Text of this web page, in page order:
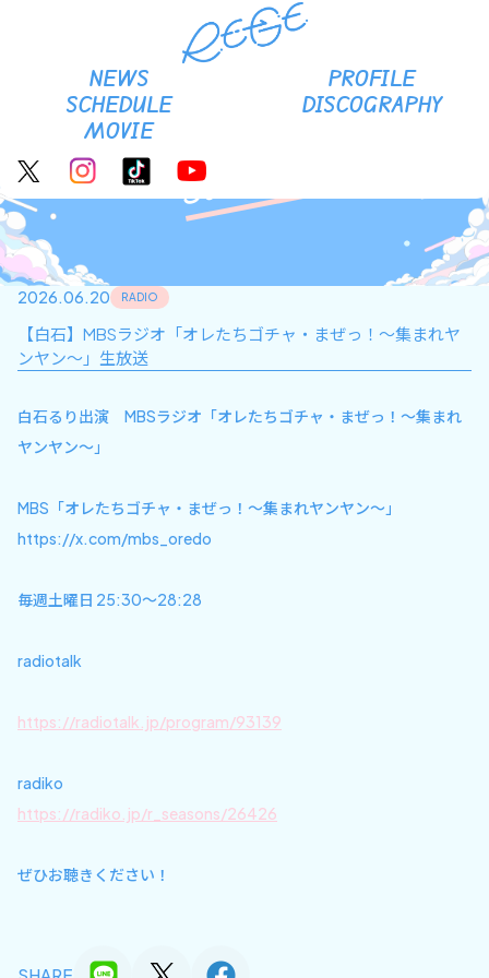
RE-GE Official site
NEWS
PROFILE
SCHEDULE
DISCOGRAPHY
MOVIE
Schedule
2026.06.20 RADIO
【白石】MBSラジオ「オレたちゴチャ・まぜっ！〜集まれヤ
ンヤン〜」生放送
白石るり出演 MBSラジオ「オレたちゴチャ・まぜっ！〜集まれ
ヤンヤン〜」
MBS「オレたちゴチャ・まぜっ！〜集まれヤンヤン〜」
https://x.com/mbs_oredo
毎週土曜日 25:30〜28:28
radiotalk
https://radiotalk.jp/program/93139
radiko
https://radiko.jp/r_seasons/26426
ぜひお聴きください！